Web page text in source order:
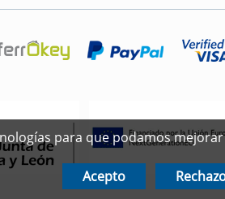
para que podamos
Acepto